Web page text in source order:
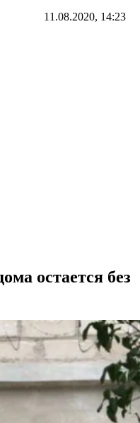
11.08.2020, 14:23
остается без